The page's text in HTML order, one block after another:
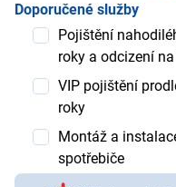
Doporučené služby
Pojištění
roky a odcizení
VIP pojištění
roky
Montáž a
spotřebiče